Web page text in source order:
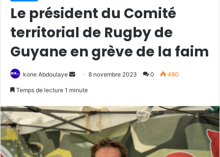
Le président du Comité
territorial de Rugby de
Guyane en grève de la faim
kone Abdoulaye
o
y
e
r
8 novembre 2023 0 480
Temps de lecture 1 minute